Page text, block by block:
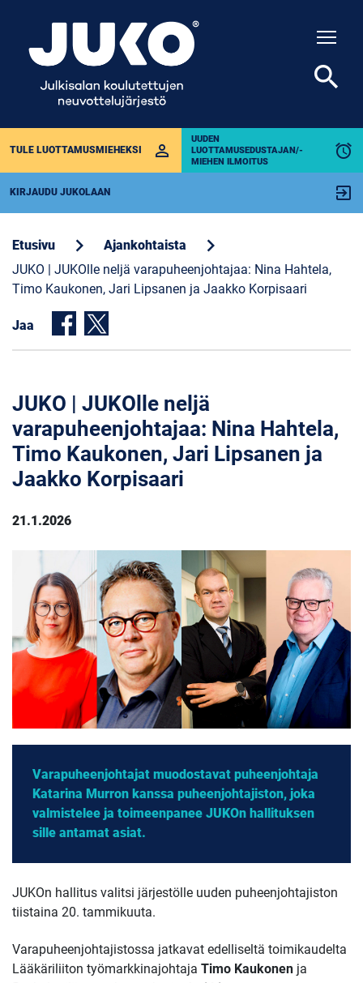
TULE LUOTTAMUSMIEHEKSI perm_identity
UUDEN
LUOTTAMUSEDUSTAJAN/-
MIEHEN ILMOITUS
alarm
KIRJAUDU JUKOLAAN exit_to_app
search
Etusivu chevron_right Ajankohtaista chevron_right
JUKO | JUKOlle neljä varapuheenjohtajaa: Nina Hahtela,
Timo Kaukonen, Jari Lipsanen ja Jaakko Korpisaari
Jaa
JUKO | JUKOlle neljä
varapuheenjohtajaa: Nina Hahtela,
Timo Kaukonen, Jari Lipsanen ja
Jaakko Korpisaari
21.1.2026
Varapuheenjohtajat muodostavat puheenjohtaja
Katarina Murron kanssa puheenjohtajiston, joka
valmistelee ja toimeenpanee JUKOn hallituksen
sille antamat asiat.
JUKOn hallitus valitsi järjestölle uuden puheenjohtajiston
tiistaina 20. tammikuuta.
Varapuheenjohtajistossa jatkavat edelliseltä toimikaudelta
Lääkäriliiton työmarkkinajohtaja Timo Kaukonen ja